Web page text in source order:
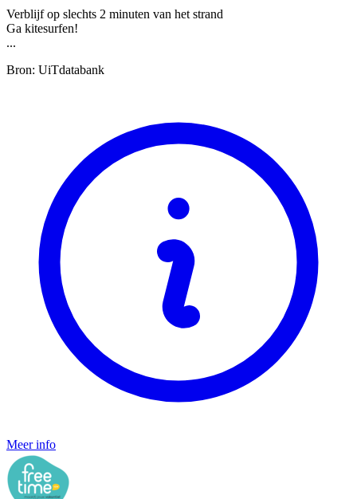
Verblijf op slechts 2 minuten van het strand
Ga kitesurfen!
...
Bron: UiTdatabank
Meer info